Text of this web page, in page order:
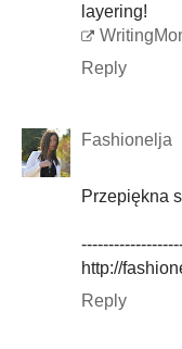
layering!
Reply
Fashionelja
Przepiękna
http://
Reply